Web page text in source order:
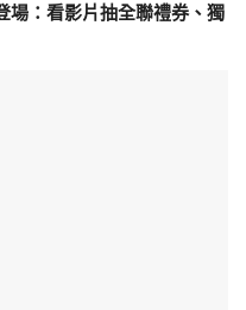
場：看影片抽全聯禮券、獨